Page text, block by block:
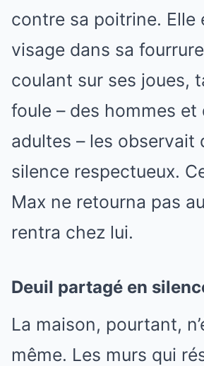
contre sa poitrine. Elle
visage dans sa
coulant sur ses joues,
foule – des hommes et
adultes – les observait
silence respectueux.
Max ne retourna pas
rentra chez lui.
Deuil partagé en
La maison, pourtant,
même. Les murs qui